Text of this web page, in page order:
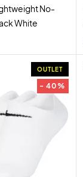
No-
White
OUTLET
- 40%